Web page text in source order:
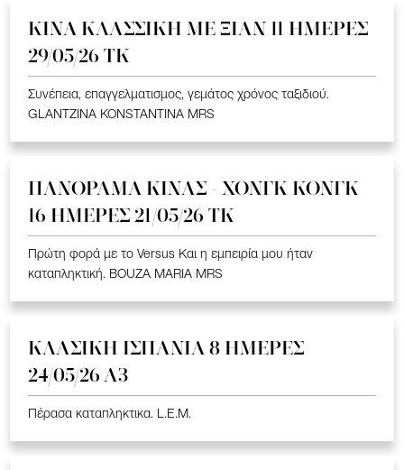
ΚΙΝΑ KΛΑΣΣΙΚΗ ME ΞΙΑΝ 11 ΗΜΕΡΕΣ
29/05/26 ΤΚ
Συνέπεια, επαγγελματισμος, γεμάτος χρόνος ταξιδιού.
GLANTZINA KONSTANTINA MRS
ΠΑΝΟΡΑΜΑ ΚΙΝΑΣ - ΧΟΝΓΚ ΚΟΝΓΚ
16 ΗΜΕΡΕΣ 21/05/26 TK
Πρώτη φορά με το Versus Και η εμπειρία μου ήταν
καταπληκτική. BOUZA MARIA MRS
ΚΛΑΣΙΚΗ ΙΣΠΑΝΙΑ 8 ΗΜΕΡΕΣ
24/05/26 Α3
Πέρασα καταπληκτικα. L.E.M.